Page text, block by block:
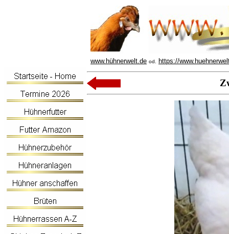
www.hühnerwelt.de od. https://